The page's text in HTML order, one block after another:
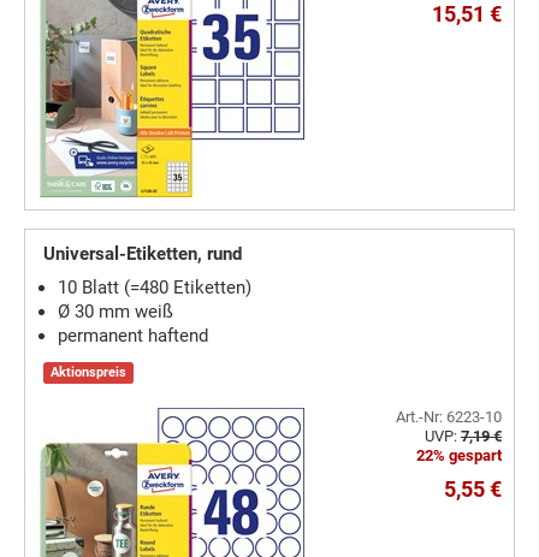
15,51 €
Universal-Etiketten, rund
10 Blatt (=480 Etiketten)
Ø 30 mm weiß
permanent haftend
Aktionspreis
Art.-Nr: 6223-10
UVP: 7,19 €
22% gespart
5,55 €